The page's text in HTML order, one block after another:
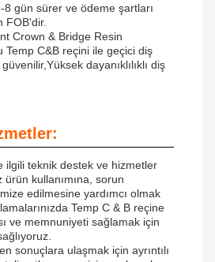
8 gün sürer ve ödeme şartları
FOB'dir.
Crown & Bridge Resin
Temp C&B reçini ile geçici diş
dayanıklılıklı diş
ilgili teknik destek ve hizmetler
kullanımına, sorun
edilmesine yardımcı olmak
Temp C & B reçine
ve memnuniyeti sağlamak için
sonuçlara ulaşmak için ayrıntılı